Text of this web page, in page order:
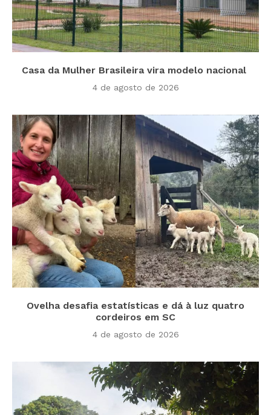
Casa da Mulher Brasileira vira modelo nacional
4 de agosto de 2026
Ovelha desafia estatísticas e dá à luz quatro
cordeiros em SC
4 de agosto de 2026